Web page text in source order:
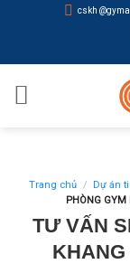
Trang chủ / Dự án
PHÒNG GYM
TƯ VẤN